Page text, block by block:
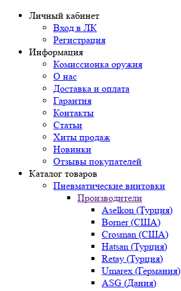
Личный кабинет
Вход в ЛК
Регистрация
Информация
Комиссионка оружия
О нас
Доставка и оплата
Гарантия
Контакты
Статьи
Хиты продаж
Новинки
Отзывы покупателей
Каталог товаров
Пневматические винтовки
Производители
Aselkon (Турция)
Borner (США)
Crosman (США)
Hatsan (Турция)
Retay (Турция)
Umarex (Германия)
ASG (Дания)